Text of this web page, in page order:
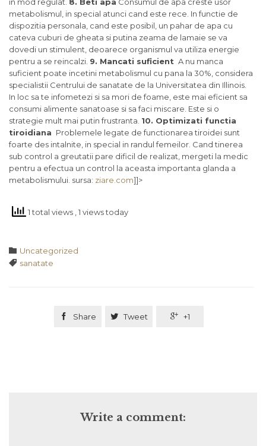
metabolismul, in special atunci cand este rece. In functie de
dispozitia personala, cand este posibil, un pahar de apa cu
cateva cuburi de gheata si putina zeama de lamaie se va
dovedi un stimulent, deoarece organismul va utiliza energie
pentru a se reincalzi. 9. Mancati suficient A nu manca
suficient poate incetini metabolismul cu pana la 30%, considera
specialistii Centrului de sanatate de la Universitatea din Illinois.
In loc sa te infometezi si sa mori de foame, este mai eficient sa
consumi alimente sanatoase si sa faci miscare. Este si o
strategie mult mai putin frustranta. 10. Optimizati functia
tiroidiana Problemele legate de functionarea tiroidei sunt
foarte des intalnite, in special in randul femeilor. Cand tinerea
sub control a greutatii pare dificil de realizat, mergeti la medic
pentru a efectua un control la aceasta importanta glanda a
metabolismului. sursa: ziare.com]]>
1 total views , 1 views today
 Category
Uncategorized
 Tags
sanatate
 Share  Tweet  +1
Write a comment: